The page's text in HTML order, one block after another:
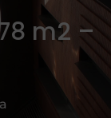
m2 –